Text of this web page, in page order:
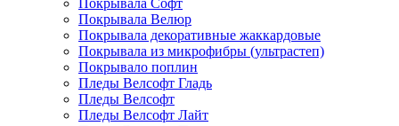
Покрывала Софт
Покрывала Велюр
Покрывала декоративные жаккардовые
Покрывала из микрофибры (ультрастеп)
Покрывало поплин
Пледы Велсофт Гладь
Пледы Велсофт
Пледы Велсофт Лайт